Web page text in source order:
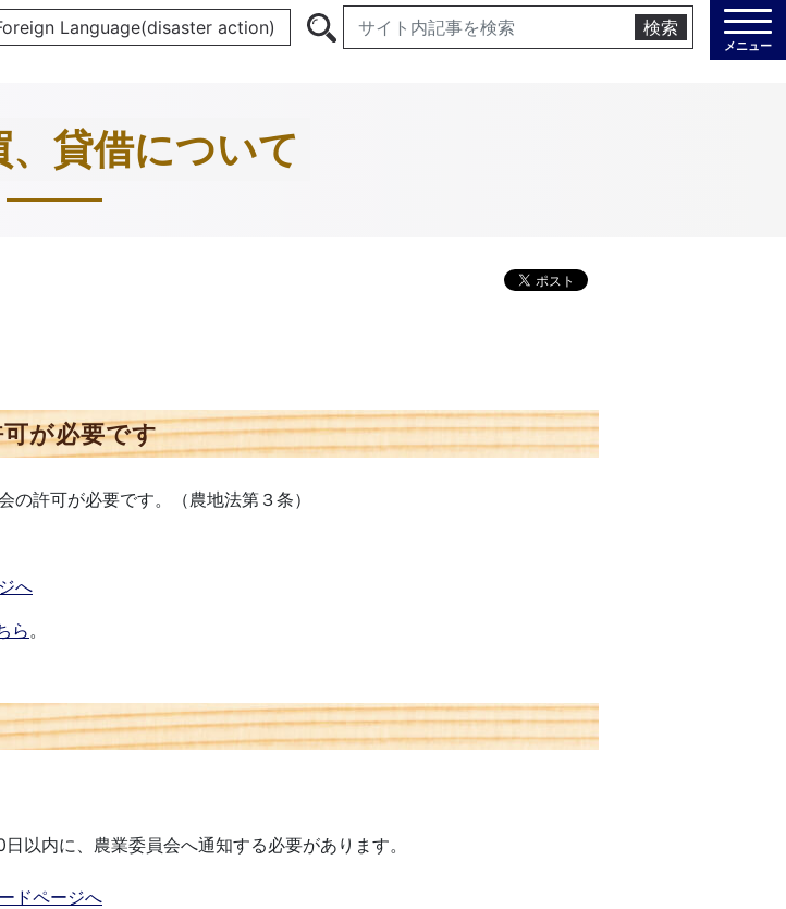
Language(disaster action) 検索
メニュー
、貸借について
が必要です
許可が必要です。（農地法第３条）
へ
ら。
内に、農業委員会へ通知する必要があります。
ドページへ